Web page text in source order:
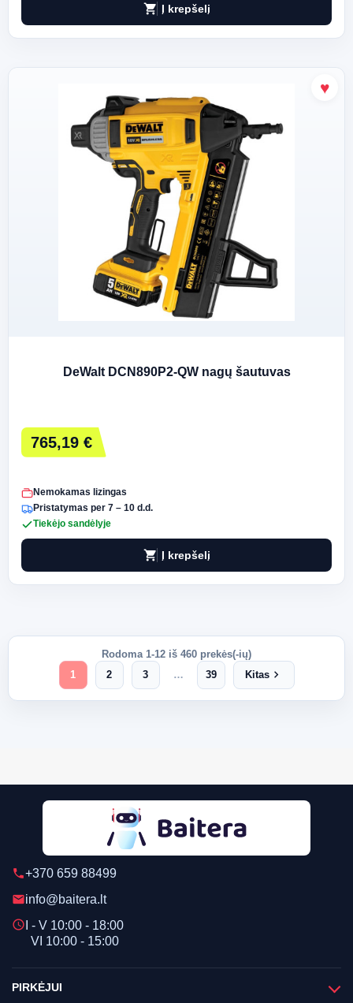
shopping_cart Į krepšelį
DeWalt DCN890P2-QW nagų šautuvas
765,19 €
Nemokamas lizingas
Pristatymas per 7 – 10 d.d.
Tiekėjo sandėlyje
shopping_cart Į krepšelį
Rodoma 1-12 iš 460 prekės(-ių)
1
2 3 … 39 Kitaschevron_right
phone+370 659 88499
emailinfo@baitera.lt
schedule I - V 10:00 - 18:00
VI 10:00 - 15:00
PIRKĖJUI